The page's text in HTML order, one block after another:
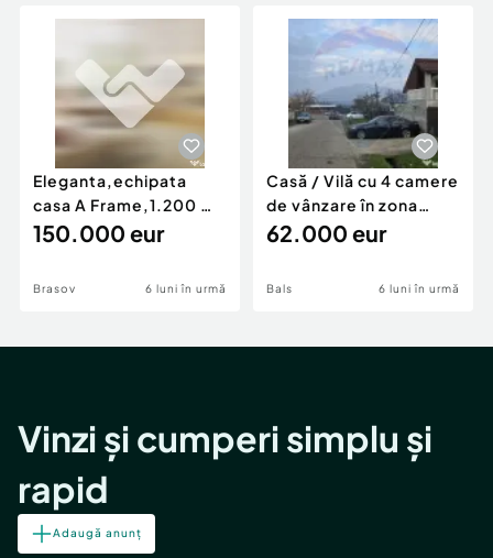
Animale de companie
Afaceri și echipamente profesionale
Inchiriere Bunuri si Vehicule
Utilaje agricole si industriale
Piese auto si accesorii
Dacia Duster
Eleganta,echipata
casa A Frame,1.200 mp
teren,deschidere Pia
150.000 eur
Brasov 6 luni în urmă
Casă / Vilă cu 4 camere
de vânzare în zona
Periferie
62.000 eur
Bals 6 luni în urmă
Vinzi și cumperi simplu și
rapid
Adaugă anunț